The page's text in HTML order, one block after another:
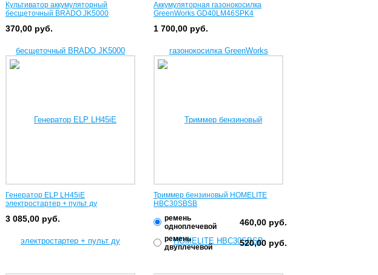
Культиватор аккумуляторный
бесщеточный BRADO JK5000
370,00 руб.
Аккумуляторная газонокосилка
GreenWorks GD40LM46SPK4
1 700,00 руб.
Генератор ELP LH45iE
электростартер + пульт ду
3 085,00 руб.
Триммер бензиновый HOMELITE
HBC30SBSB
ремень
одноплечевой
460,00 руб.
ремень
двуплечевой
520,00 руб.